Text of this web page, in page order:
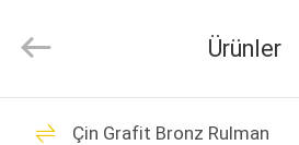
EVDE
Bearing
Co.,Ltd.
Reserved.
Ürünler
Çin Grafit Bronz Rulman